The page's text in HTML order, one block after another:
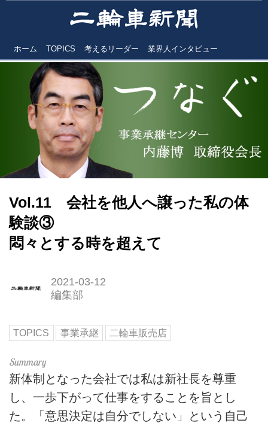
ホーム TOPICS 考えるリーダー 業界人インタビュー
Vol.11 会社を他人へ譲った私の体
験談③
悶々とする時を超えて
2021-03-12
編集部
TOPICS 事業承継 二輪車販売店
新体制となった会社では私は新社長を尊重
し、一歩下がって仕事をすることを旨とし
た。「意思決定は自分でしない」という自己